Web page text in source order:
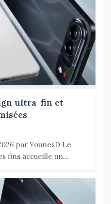
ultra-fin et
par YounesD Le
fins accueille un...